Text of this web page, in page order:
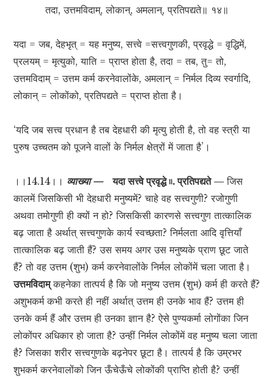
तदा, उत्तमविदाम्, लोकान्, अमलान्, प्रतिपद्यते॥ १४॥
यदा = जब, देहभृत् = यह मनुष्य, सत्त्वे =सत्त्वगुणकी, प्रवृद्धे = वृद्धिमें,
प्रलयम् = मृत्युको, याति = प्राप्त होता है, तदा = तब, तु= तो,
उत्तमविदाम् = उत्तम कर्म करनेवालोंके, अमलान् = निर्मल दिव्य स्वर्गादि,
लोकान् = लोकोंको, प्रतिपद्यते = प्राप्त होता है।
‘यदि जब सत्त्व प्रधान है तब देहधारी की मृत्यु होती है, तो वह स्त्री या
पुरुष उच्चतम को पूजने वालों के निर्मल क्षेत्रों में जाता है’।
।।14.14।। व्याख्या — यदा सत्त्वे प्रवृद्धे ৷৷. प्रतिपद्यते —जिस
कालमें जिसकिसी भी देहधारी मनुष्यमें? चाहे वह सत्त्वगुणी? रजोगुणी
अथवा तमोगुणी ही क्यों न हो? जिसकिसी कारणसे सत्त्वगुण तात्कालिक
बढ़ जाता है अर्थात् सत्त्वगुणके कार्य स्वच्छता? निर्मलता आदि वृत्तियाँ
तात्कालिक बढ़ जाती हैं? उस समय अगर उस मनुष्यके प्राण छूट जाते
हैं? तो वह उत्तम (शुभ) कर्म करनेवालोंके निर्मल लोकोंमें चला जाता है।
उत्तमविदाम्कहनेका तात्पर्य है कि जो मनुष्य उत्तम (शुभ) कर्म ही करते हैं?
अशुभकर्म कभी करते ही नहीं अर्थात् उत्तम ही उनके भाव हैं? उत्तम ही
उनके कर्म हैं और उत्तम ही उनका ज्ञान है? ऐसे पुण्यकर्मा लोगोंका जिन
लोकोंपर अधिकार हो जाता है? उन्हीं निर्मल लोकोंमें वह मनुष्य चला जाता
है? जिसका शरीर सत्त्वगुणके बढ़नेपर छूटा है। तात्पर्य है कि उम्रभर
शुभकर्म करनेवालोंको जिन ऊँचेऊँचे लोकोंकी प्राप्ति होती है? उन्हीं